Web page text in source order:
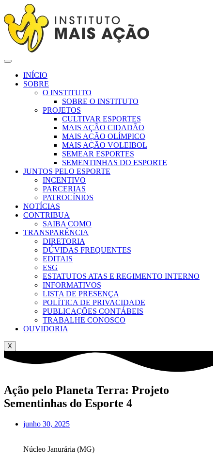
INÍCIO
SOBRE
O INSTITUTO
SOBRE O INSTITUTO
PROJETOS
CULTIVAR ESPORTES
MAIS AÇÃO CIDADÃO
MAIS AÇÃO OLÍMPICO
MAIS AÇÃO VOLEIBOL
SEMEAR ESPORTES
SEMENTINHAS DO ESPORTE
JUNTOS PELO ESPORTE
INCENTIVO
PARCERIAS
PATROCÍNIOS
NOTÍCIAS
CONTRIBUA
SAIBA COMO
TRANSPARÊNCIA
DIRETORIA
DÚVIDAS FREQUENTES
EDITAIS
ESG
ESTATUTOS ATAS E REGIMENTO INTERNO
INFORMATIVOS
LISTA DE PRESENÇA
POLÍTICA DE PRIVACIDADE
PUBLICAÇÕES CONTÁBEIS
TRABALHE CONOSCO
OUVIDORIA
X
Ação pelo Planeta Terra: Projeto
Sementinhas do Esporte 4
junho 30, 2025
Núcleo Janurária (MG)